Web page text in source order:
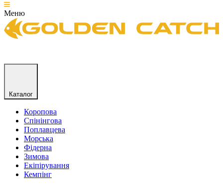
Меню
Каталог
Коропова
Спінінгова
Поплавцева
Морська
Фідерна
Зимова
Екіпірування
Кемпінг